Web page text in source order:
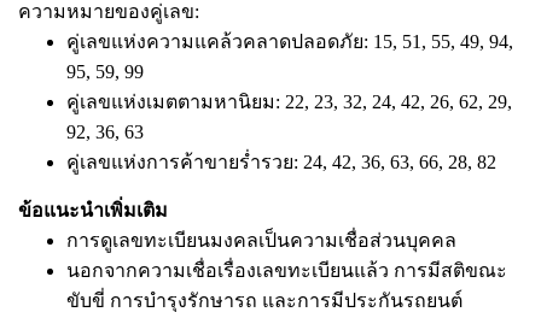
ความหมายของคู่เลข:
คู่เลขแห่งความแคล้วคลาดปลอดภัย: 15, 51, 55, 49, 94,
95, 59, 99
คู่เลขแห่งเมตตามหานิยม: 22, 23, 32, 24, 42, 26, 62, 29,
92, 36, 63
คู่เลขแห่งการค้าขายร่ำรวย: 24, 42, 36, 63, 66, 28, 82
ข้อแนะนำเพิ่มเติม
การดูเลขทะเบียนมงคลเป็นความเชื่อส่วนบุคคล
นอกจากความเชื่อเรื่องเลขทะเบียนแล้ว การมีสติขณะ
ขับขี่ การบำรุงรักษารถ และการมีประกันรถยนต์